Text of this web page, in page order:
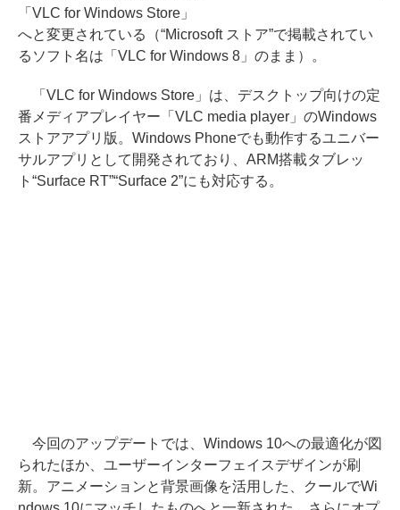
「VLC for Windows Store」
へと変更されている（“Microsoft ストア”で掲載されてい
るソフト名は「VLC for Windows 8」のまま）。
「VLC for Windows Store」は、デスクトップ向けの定
番メディアプレイヤー「VLC media player」のWindows
ストアアプリ版。Windows Phoneでも動作するユニバー
サルアプリとして開発されており、ARM搭載タブレッ
ト“Surface RT”“Surface 2”にも対応する。
今回のアップデートでは、Windows 10への最適化が図
られたほか、ユーザーインターフェイスデザインが刷
新。アニメーションと背景画像を活用した、クールでWi